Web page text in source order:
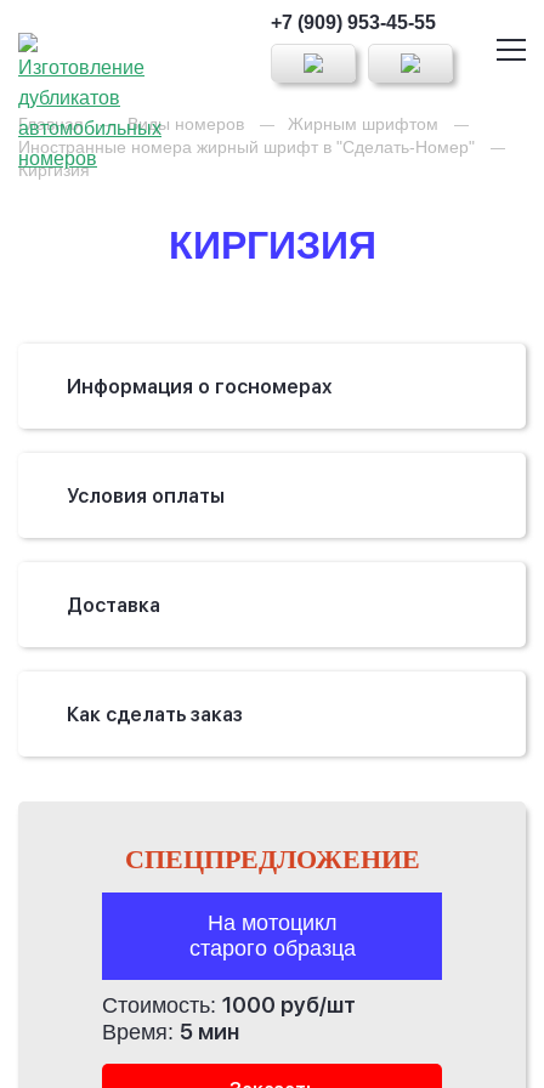
+7 (909) 953-45-55
Главная Виды номеров
Жирным шрифтом
Иностранные номера жирный шрифт в "Сделать-Номер"
Киргизия
КИРГИЗИЯ
Информация о госномерах
Условия оплаты
Доставка
Как сделать заказ
СПЕЦПРЕДЛОЖЕНИЕ
На мотоцикл
старого образца
Стоимость: 1000 руб/шт
Время: 5 мин